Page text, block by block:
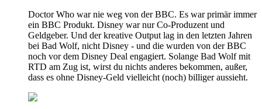
Doctor Who war nie weg von der BBC. Es war primär immer
ein BBC Produkt. Disney war nur Co-Produzent und
Geldgeber. Und der kreative Output lag in den letzten Jahren
bei Bad Wolf, nicht Disney - und die wurden von der BBC
noch vor dem Disney Deal engagiert. Solange Bad Wolf mit
RTD am Zug ist, wirst du nichts anderes bekommen, außer,
dass es ohne Disney-Geld vielleicht (noch) billiger aussieht.